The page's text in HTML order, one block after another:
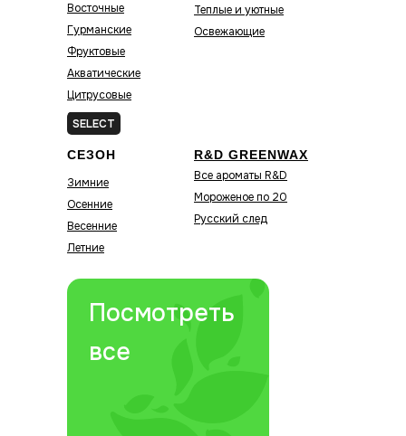
Восточные
Гурманские
Фруктовые
Акватические
Цитрусовые
Зелёные
Теплые и уютные
Освежающие
R&D GREENWAX
Все ароматы R&D
Мороженое по 20
Русский след
СЕЗОН
Зимние
Осенние
Весенние
Летние
Посмотреть
все
SELECT